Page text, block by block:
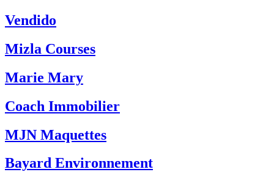
Vendido
Mizla Courses
Marie Mary
Coach Immobilier
MJN Maquettes
Bayard Environnement